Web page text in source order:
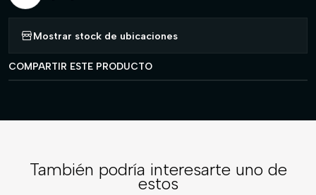
Mostrar stock de ubicaciones
COMPARTIR ESTE PRODUCTO
También podría interesarte uno de
estos